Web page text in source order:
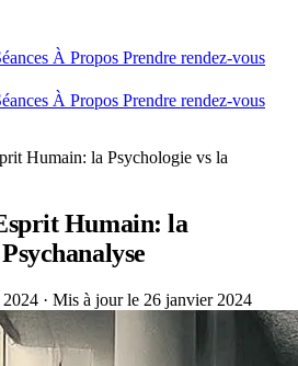
À Propos Prendre rendez-vous
À Propos Prendre rendez-vous
Humain: la Psychologie vs la
Humain: la
· Mis à jour le 26 janvier 2024